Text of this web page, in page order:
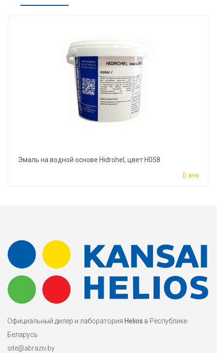
Эмаль на водной основе Hidrohel, цвет H058
0 BYN
Официальный дилер и лаборатория Helios в Республике
Беларусь
site@abraziv.by